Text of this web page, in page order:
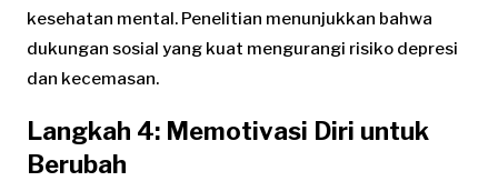
kesehatan mental. Penelitian menunjukkan bahwa
dukungan sosial yang kuat mengurangi risiko depresi
dan kecemasan.
Langkah 4: Memotivasi Diri untuk
Berubah